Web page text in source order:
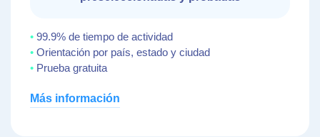
99.9% de tiempo de actividad
Orientación por país, estado y ciudad
Prueba gratuita
Más información